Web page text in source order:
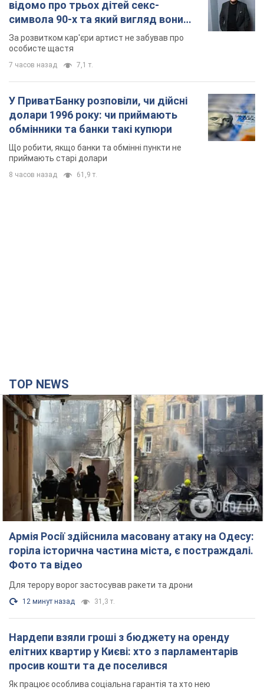
обмінники та банки такі купюри
приймають старі долари
Армія Росії здійснила масовану атаку на Одесу:
горіла історична частина міста, є постраждалі.
Фото та відео
Для терору ворог застосував ракети та дрони
12 минут назад 31,3 т.
Нардепи взяли гроші з бюджету на оренду
елітних квартир у Києві: хто з парламентарів
просив кошти та де поселився
Як працює особлива соціальна гарантія та хто нею
Російська армія обстріляла дві сусідні
багатоповерхівки в Харкові: двоє загиблих,
більше 20 постраждалих